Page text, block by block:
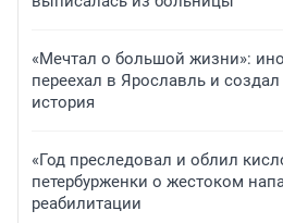
«Мечтал о большой жизни»:
переехал в Ярославль и
история
«Год преследовал и облил
петербурженки о жестоком
реабилитации